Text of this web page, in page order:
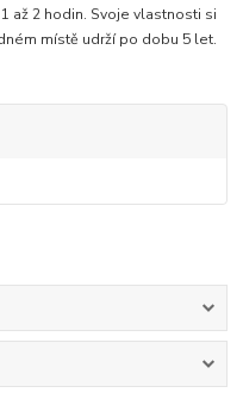
až 2 hodin. Svoje vlastnosti si
místě udrží po dobu 5 let.